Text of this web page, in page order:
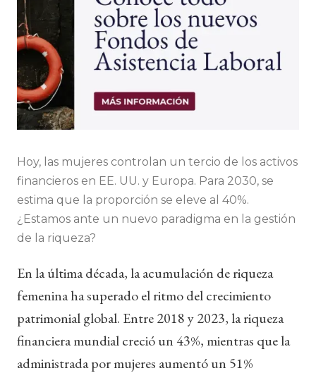
Hoy, las mujeres controlan un tercio de los activos
financieros en EE. UU. y Europa. Para 2030, se
estima que la proporción se eleve al 40%.
¿Estamos ante un nuevo paradigma en la gestión
de la riqueza?
En la última década, la acumulación de riqueza
femenina ha superado el ritmo del crecimiento
patrimonial global. Entre 2018 y 2023, la riqueza
financiera mundial creció un 43%, mientras que la
administrada por mujeres aumentó un 51%